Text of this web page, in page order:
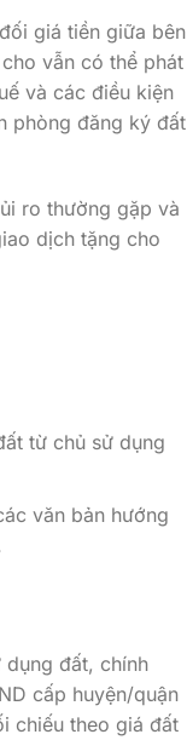
giá tiền giữa bên
vẫn có thể phát
và các điều kiện
phòng đăng ký đất
ro thường gặp và
dịch tặng cho
từ chủ sử dụng
văn bản hướng
dụng đất, chính
cấp huyện/quận
chiếu theo giá đất